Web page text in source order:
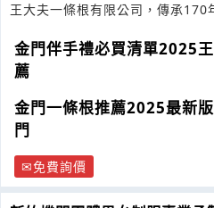
王大夫一條根有限公司，傳承170
金門伴手禮必買清單2025
薦
金門一條根推薦2025最新
門
免費詢價